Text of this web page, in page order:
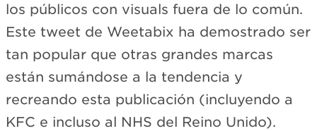
los públicos con visuals fuera de lo común.
Este tweet de Weetabix ha demostrado ser
tan popular que otras grandes marcas
están sumándose a la tendencia y
recreando esta publicación (incluyendo a
KFC e incluso al NHS del Reino Unido).